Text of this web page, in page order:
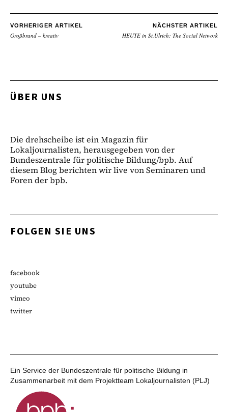
VORHERIGER ARTIKEL
Großbrand – kreativ
NÄCHSTER ARTIKEL
HEUTE in St.Ulrich: The Social Network
ÜBER UNS
Die drehscheibe ist ein Magazin für
Lokaljournalisten, herausgegeben von der
Bundeszentrale für politische Bildung/bpb. Auf
diesem Blog berichten wir live von Seminaren und
Foren der bpb.
FOLGEN SIE UNS
facebook
youtube
vimeo
twitter
Ein Service der Bundeszentrale für politische Bildung in
Zusammenarbeit mit dem Projektteam Lokaljournalisten (PLJ)